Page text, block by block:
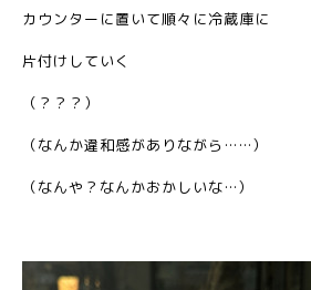
カウンターに置いて順々に冷蔵庫に
片付けしていく
（？？？）
（なんか違和感がありながら……）
（なんや？なんかおかしいな…）